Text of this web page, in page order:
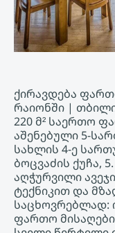
ქირავდება
რაიონში |
220 მ² საერთო
აშენებული 5-
სახლის 4-ე
ბოცვაძის ქუჩა,
აღჭურვილი
ტექნიკით და
საცხოვრებლად:
ფართო